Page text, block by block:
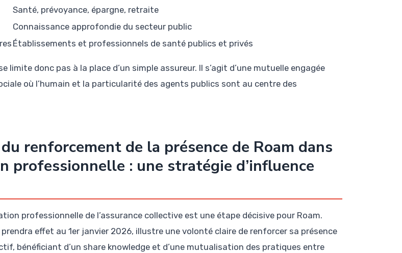
Santé, prévoyance, épargne, retraite
Connaissance approfondie du secteur public
Établissements et professionnels de santé publics et privés
limite donc pas à la place d’un simple assureur. Il s’agit d’une mutuelle engagée
où l’humain et la particularité des agents publics sont au centre des
renforcement de la présence de Roam dans
professionnelle : une stratégie d’influence
professionnelle de l’assurance collective est une étape décisive pour Roam.
effet au 1er janvier 2026, illustre une volonté claire de renforcer sa présence
bénéficiant d’un share knowledge et d’une mutualisation des pratiques entre